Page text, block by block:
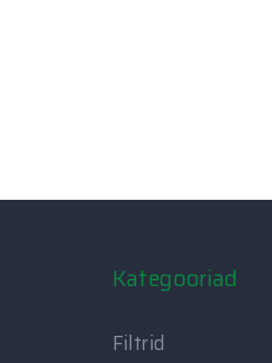
Kategooriad
Filtrid